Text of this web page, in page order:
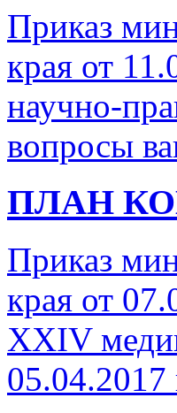
Приказ
края от
научно-
вопросы
ПЛАН
Приказ
края от
XXIV